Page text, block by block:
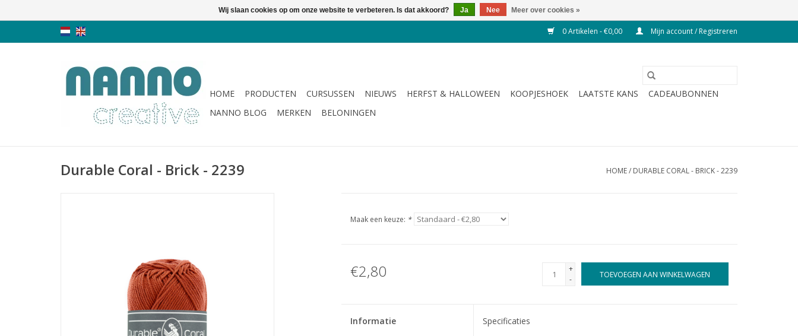
0 Artikelen - €0,00 Mijn account / Registreren
HOME PRODUCTEN CURSUSSEN NIEUWS HERFST & HALLOWEEN KOOPJESHOEK LAATSTE KANS
CADEAUBONNEN
NANNO BLOG
MERKEN BELONINGEN
Durable Coral - Brick - 2239 HOME/ DURABLE CORAL - BRICK - 2239
Maak een keuze: *
€2,80
+
-
TOEVOEGEN AAN WINKELWAGEN
Informatie Specificaties
Wij slaan cookies op om onze website te verbeteren. Is dat akkoord? Ja Nee Meer over cookies »